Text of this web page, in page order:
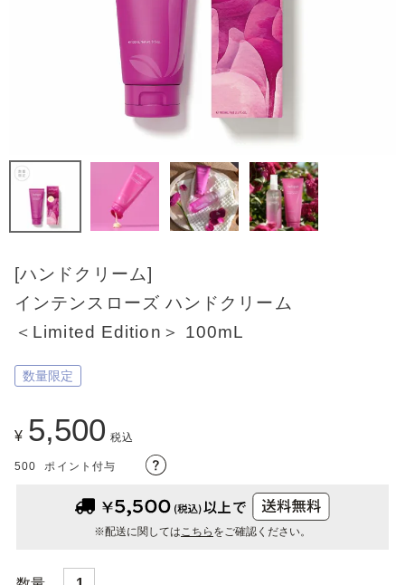
[ハンドクリーム]
インテンスローズ ハンドクリーム
＜Limited Edition＞ 100mL
数量限定
¥ 5,500 税込
500 ポイント付与
※配送に関しては こちら をご確認ください。